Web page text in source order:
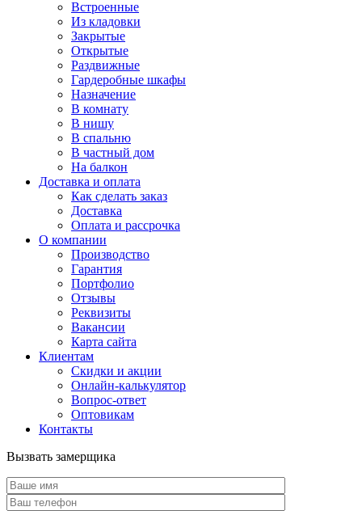
Встроенные
Из кладовки
Закрытые
Открытые
Раздвижные
Гардеробные шкафы
Назначение
В комнату
В нишу
В спальню
В частный дом
На балкон
Доставка и оплата
Как сделать заказ
Доставка
Оплата и рассрочка
О компании
Производство
Гарантия
Портфолио
Отзывы
Реквизиты
Вакансии
Карта сайта
Клиентам
Скидки и акции
Онлайн-калькулятор
Вопрос-ответ
Оптовикам
Контакты
Вызвать замерщика